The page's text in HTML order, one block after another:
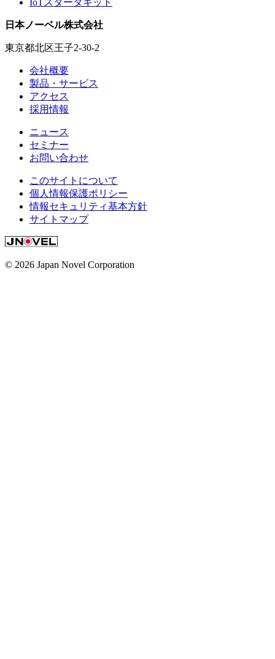
日本ノーベル株式会社
東京都北区王子2-30-2
会社概要
製品・サービス
アクセス
採用情報
ニュース
セミナー
お問い合わせ
このサイトについて
個人情報保護ポリシー
情報セキュリティ基本方針
サイトマップ
© 2026 Japan Novel Corporation